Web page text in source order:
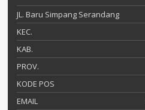
JL. Baru Simpang Serandang
KEC.
KAB.
PROV.
KODE POS
EMAIL